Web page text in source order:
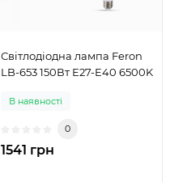
Світлодіодна лампа Feron
LB-653 150Вт Е27-E40 6500K
В наявності
0
1541 грн